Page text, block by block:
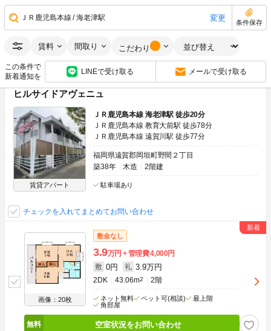
ＪＲ鹿児島本線 海老津駅 変更
条件保存
賃料 間取り こだわり
この条件で
新着通知を
LINEで受け取る メールで受け取る
画像：22枚
2LDK
ネット無料 最上階 南向き
空室状況をお問い合わせ
ヒルサイドアヴェニュ
賃貸アパート
ＪＲ鹿児島本線 海老津駅 徒歩20分
ＪＲ鹿児島本線 教育大前駅 徒歩78分
ＪＲ鹿児島本線 遠賀川駅 徒歩77分
福岡県遠賀郡岡垣町野間２丁目
築38年
木造 2階建
駐車場あり
チェックを入れてまとめてお問い合わせ
画像：20枚
敷金なし
3.9万円 管理費4,000円
敷 0円 礼 3.9万円
2DK 43.06m2 2階
ネット無料 ペット可(相談)
最上階
角部屋
空室状況をお問い合わせ